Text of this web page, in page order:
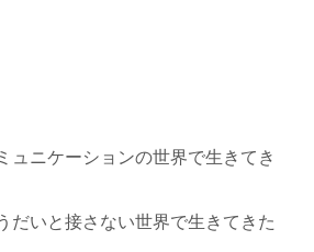
ュニケーションの世界で生きてき
だいと接さない世界で生きてきた